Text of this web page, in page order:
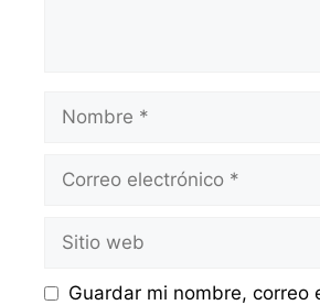
Nombre
Correo
Sitio
web
Guardar mi nombre, correo